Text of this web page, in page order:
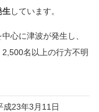
生 しています。
心に津波が発生し、
名以上の行方不明
成23年3月11日